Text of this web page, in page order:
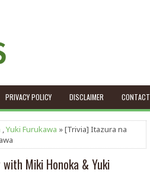
PRIVACY POLICY DISCLAIMER CONTACT
,Yuki Furukawa » [Trivia] Itazura na
Miki Honoka & Yuki